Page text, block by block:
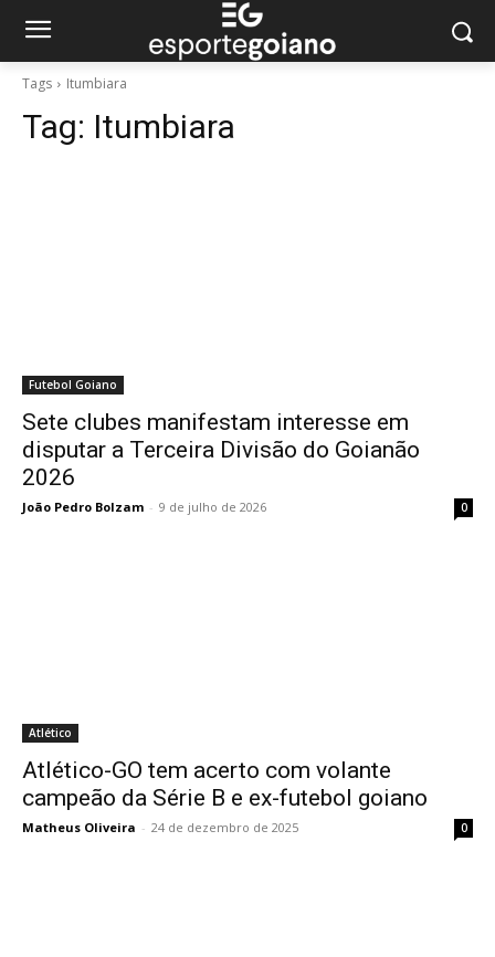
Tags Itumbiara
Tag: Itumbiara
Futebol Goiano
Sete clubes manifestam interesse em
disputar a Terceira Divisão do Goianão
2026
João Pedro Bolzam - 9 de julho de 2026 0
Atlético
Atlético-GO tem acerto com volante
campeão da Série B e ex-futebol goiano
Matheus Oliveira - 24 de dezembro de 2025 0